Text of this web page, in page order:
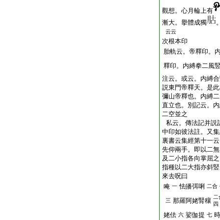
觀想。心月輪上有
漸大。擧體成獨
云云
次根本印
胎軌云。帝釋印。
釋印。内縛拳二風
注云。或云。内縛
説東門帝釋天。是
彌山帝釋也。内縛
直立也。別記云。
二空並之
私云。傳法記并説
中印如彼法註。又
裏書云集經第十一
先仰兩手。即以二
及二小指各向掌屈
指種以二大指亦斜
來去呪曰
唵 一 怯皤弭唎 二合
三 那羅阿姥腎穰 二
四
姥佉 六 娑伽提 七